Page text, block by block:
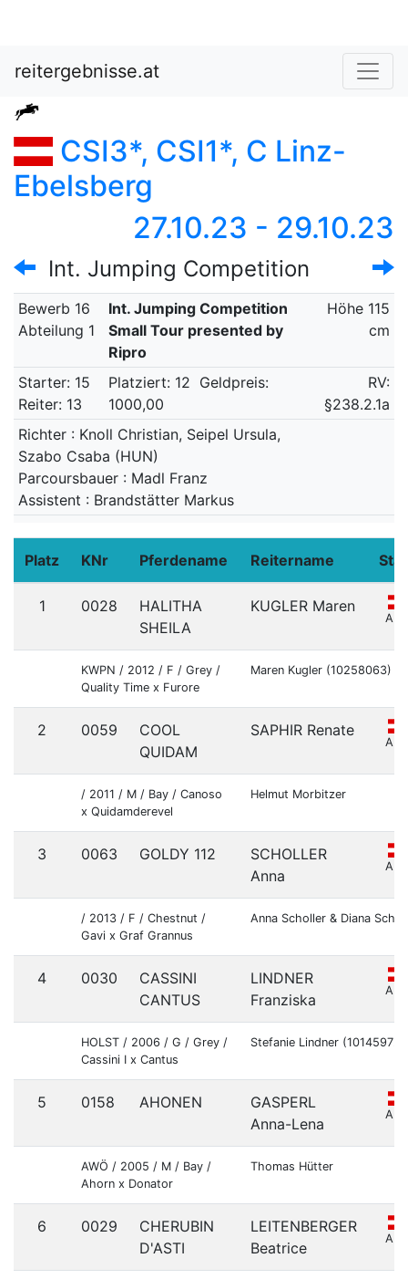
reitergebnisse.at
CSI3*, CSI1*, C Linz-
Ebelsberg
27.10.23 - 29.10.23
Int. Jumping Competition
Bewerb 16
Abteilung 1
Int. Jumping Competition
Small Tour presented by
Ripro
Höhe 115
cm
Starter: 15
Reiter: 13
Platziert: 12 Geldpreis:
1000,00
RV:
§238.2.1a
Richter : Knoll Christian, Seipel Ursula,
Szabo Csaba (HUN)
Parcoursbauer : Madl Franz
Assistent : Brandstätter Markus
Platz KNr Pferdename Reitername
1 0028
HALITHA
SHEILA
KUGLER Maren
AUT
KWPN / 2012 / F / Grey /
Quality Time x Furore
Maren Kugler (10258063)
2 0059
COOL
QUIDAM
SAPHIR Renate
AUT
/ 2011 / M / Bay / Canoso
x Quidamderevel
Helmut Morbitzer
3 0063 GOLDY 112
SCHOLLER
Anna
AUT
/ 2013 / F / Chestnut /
Gavi x Graf Grannus
Anna Scholler & Diana
4 0030
CASSINI
CANTUS
LINDNER
Franziska
AUT
HOLST / 2006 / G / Grey /
Cassini I x Cantus
Stefanie Lindner (10145972)
5 0158 AHONEN
GASPERL
Anna-Lena
AUT
AWÖ / 2005 / M / Bay /
Ahorn x Donator
Thomas Hütter
6 0029
CHERUBIN
D'ASTI
LEITENBERGER
Beatrice
AUT